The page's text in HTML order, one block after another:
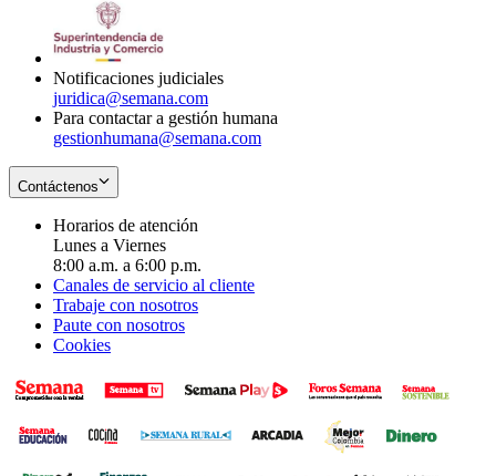
Notificaciones judiciales
juridica@semana.com
Para contactar a gestión humana
gestionhumana@semana.com
Contáctenos
Horarios de atención
Lunes a Viernes
8:00 a.m. a 6:00 p.m.
Canales de servicio al cliente
Trabaje con nosotros
Paute con nosotros
Cookies